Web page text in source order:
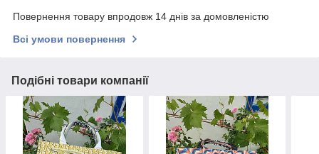
Повернення товару впродовж 14 днів за домовленістю
Всі умови повернення
Подібні товари компанії